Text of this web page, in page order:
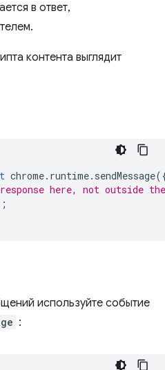
в ответ,
контента выглядит
chrome. runtime. sendMessage
here, not outside
используйте событие
: